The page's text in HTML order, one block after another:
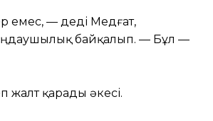
емес, — деді Медғат,
байқалып. — Бұл —
қарады әкесі.